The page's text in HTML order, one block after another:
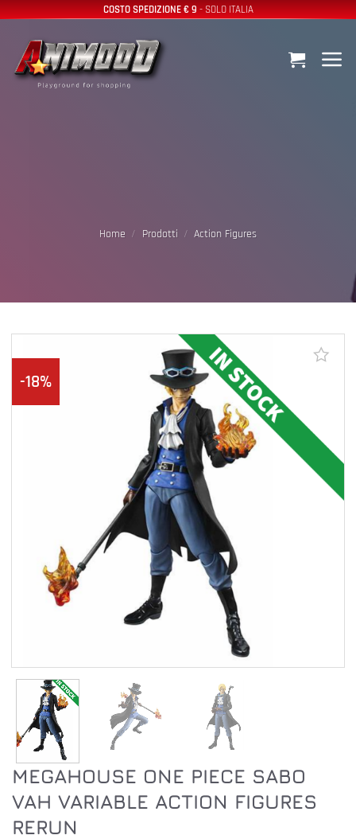
Salta
contenuti
COSTO SPEDIZIONE € 9- SOLO ITALIA
Home / Prodotti / Action Figures
-18% Aggiungi alla lista dei desideri
MEGAHOUSE ONE PIECE SABO
VAH VARIABLE ACTION FIGURES
RERUN